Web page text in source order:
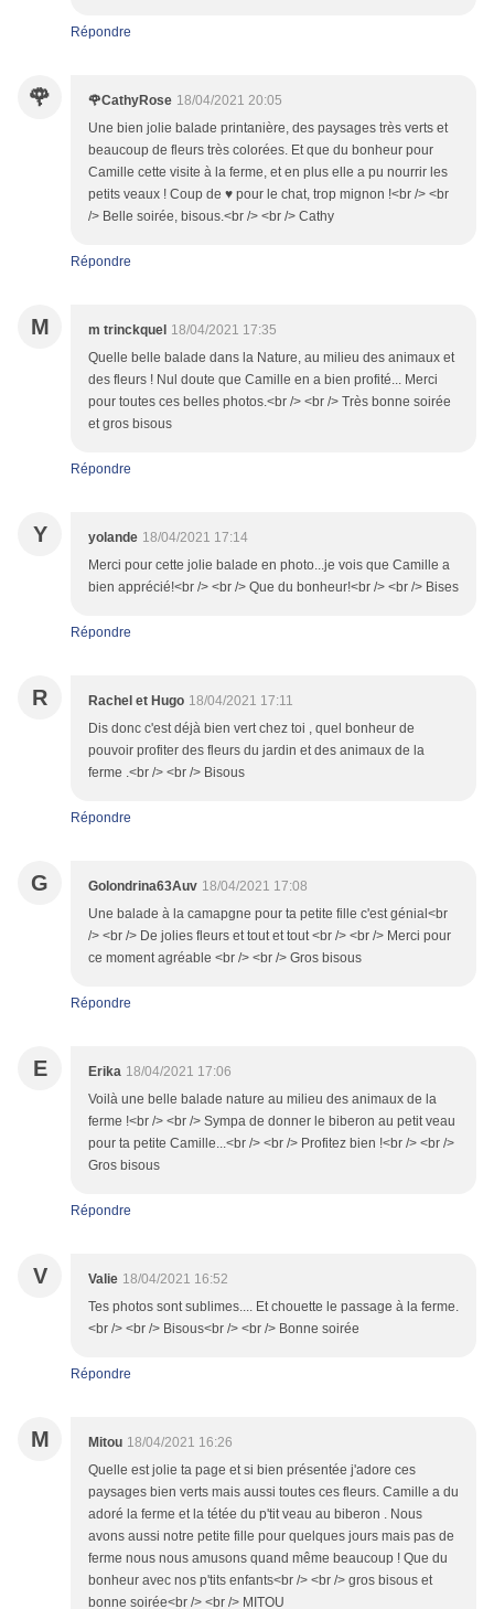
Répondre
🌹 🌹CathyRose 18/04/2021 20:05
Une bien jolie balade printanière, des paysages très verts et
beaucoup de fleurs très colorées. Et que du bonheur pour
Camille cette visite à la ferme, et en plus elle a pu nourrir les
petits veaux ! Coup de ♥ pour le chat, trop mignon !<br /> <br
/> Belle soirée, bisous.<br /> <br /> Cathy
Répondre
M m trinckquel 18/04/2021 17:35
Quelle belle balade dans la Nature, au milieu des animaux et
des fleurs ! Nul doute que Camille en a bien profité... Merci
pour toutes ces belles photos.<br /> <br /> Très bonne soirée
et gros bisous
Répondre
Y yolande 18/04/2021 17:14
Merci pour cette jolie balade en photo...je vois que Camille a
bien apprécié!<br /> <br /> Que du bonheur!<br /> <br /> Bises
Répondre
R Rachel et Hugo 18/04/2021 17:11
Dis donc c'est déjà bien vert chez toi , quel bonheur de
pouvoir profiter des fleurs du jardin et des animaux de la
ferme .<br /> <br /> Bisous
Répondre
G Golondrina63Auv 18/04/2021 17:08
Une balade à la camapgne pour ta petite fille c'est génial<br
/> <br /> De jolies fleurs et tout et tout <br /> <br /> Merci pour
ce moment agréable <br /> <br /> Gros bisous
Répondre
E Erika 18/04/2021 17:06
Voilà une belle balade nature au milieu des animaux de la
ferme !<br /> <br /> Sympa de donner le biberon au petit veau
pour ta petite Camille...<br /> <br /> Profitez bien !<br /> <br />
Gros bisous
Répondre
V Valie 18/04/2021 16:52
Tes photos sont sublimes.... Et chouette le passage à la ferme.
<br /> <br /> Bisous<br /> <br /> Bonne soirée
Répondre
M Mitou 18/04/2021 16:26
Quelle est jolie ta page et si bien présentée j'adore ces
paysages bien verts mais aussi toutes ces fleurs. Camille a du
adoré la ferme et la tétée du p'tit veau au biberon . Nous
avons aussi notre petite fille pour quelques jours mais pas de
ferme nous nous amusons quand même beaucoup ! Que du
bonheur avec nos p'tits enfants<br /> <br /> gros bisous et
bonne soirée<br /> <br /> MITOU